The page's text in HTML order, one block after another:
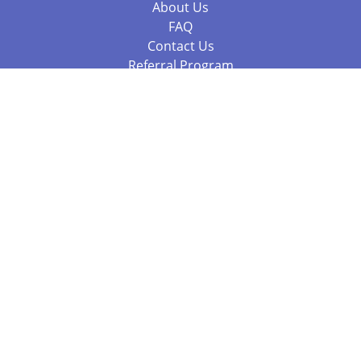
About Us
FAQ
Contact Us
Referral Program